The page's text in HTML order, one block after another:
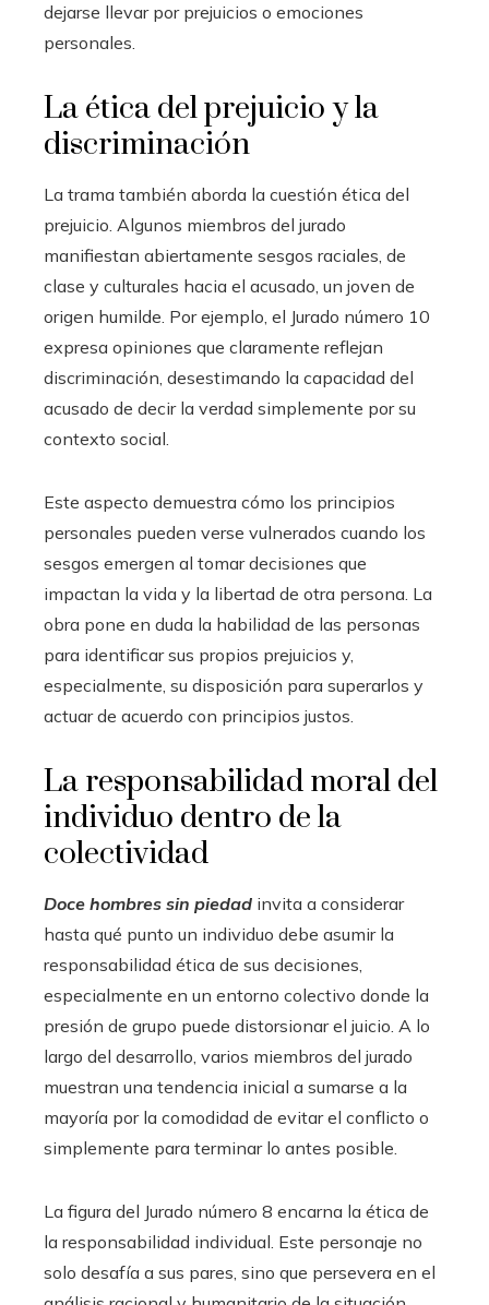
dejarse llevar por prejuicios o emociones
personales.
La ética del prejuicio y la
discriminación
La trama también aborda la cuestión ética del
prejuicio. Algunos miembros del jurado
manifiestan abiertamente sesgos raciales, de
clase y culturales hacia el acusado, un joven de
origen humilde. Por ejemplo, el Jurado número 10
expresa opiniones que claramente reflejan
discriminación, desestimando la capacidad del
acusado de decir la verdad simplemente por su
contexto social.
Este aspecto demuestra cómo los principios
personales pueden verse vulnerados cuando los
sesgos emergen al tomar decisiones que
impactan la vida y la libertad de otra persona. La
obra pone en duda la habilidad de las personas
para identificar sus propios prejuicios y,
especialmente, su disposición para superarlos y
actuar de acuerdo con principios justos.
La responsabilidad moral del
individuo dentro de la
colectividad
Doce hombres sin piedad invita a considerar
hasta qué punto un individuo debe asumir la
responsabilidad ética de sus decisiones,
especialmente en un entorno colectivo donde la
presión de grupo puede distorsionar el juicio. A lo
largo del desarrollo, varios miembros del jurado
muestran una tendencia inicial a sumarse a la
mayoría por la comodidad de evitar el conflicto o
simplemente para terminar lo antes posible.
La figura del Jurado número 8 encarna la ética de
la responsabilidad individual. Este personaje no
solo desafía a sus pares, sino que persevera en el